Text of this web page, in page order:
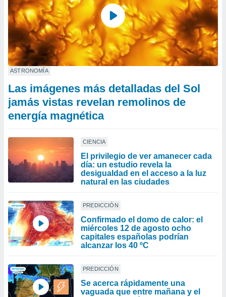
ASTRONOMÍA
Las imágenes más detalladas del Sol
jamás vistas revelan remolinos de
energía magnética
CIENCIA
El privilegio de ver amanecer cada
día: un estudio revela la
desigualdad en el acceso a la luz
natural en las ciudades
PREDICCIÓN
Confirmado el domo de calor: el
miércoles 12 de agosto ocho
capitales españolas podrían
alcanzar los 40 ºC
PREDICCIÓN
Se acerca rápidamente una
vaguada que entre mañana y el